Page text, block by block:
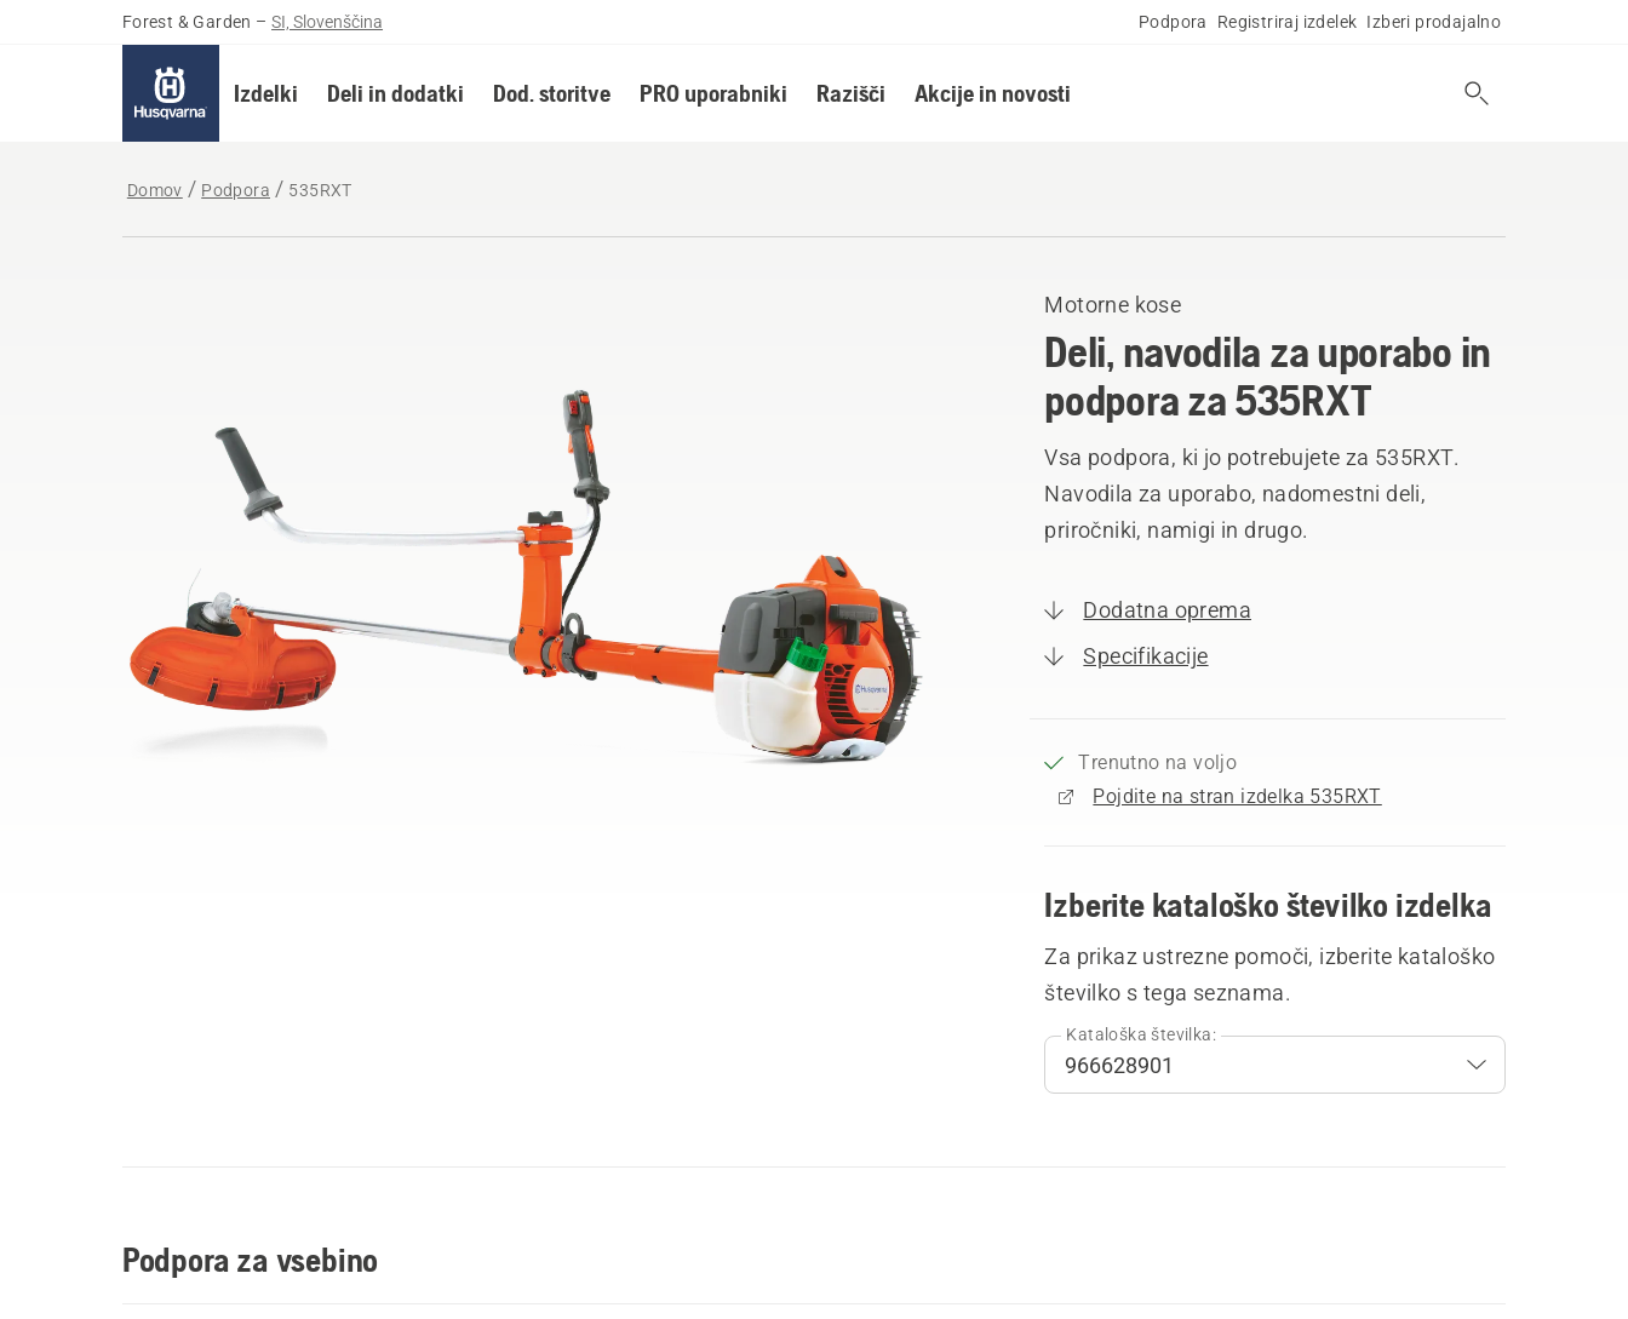
Forest & Garden – SI, Slovenščina Podpora Registriraj izdelek Izberi prodajalno
Izdelki Deli in dodatki Dod. storitve PRO uporabniki Razišči Akcije in novosti
Domov Podpora 535RXT
Motorne kose
Deli, navodila za uporabo in
podpora za 535RXT
Vsa podpora, ki jo potrebujete za 535RXT.
Navodila za uporabo, nadomestni deli,
priročniki, namigi in drugo.
Dodatna oprema
Specifikacije
Trenutno na voljo
Pojdite na stran izdelka 535RXT
Izberite kataloško številko izdelka
Za prikaz ustrezne pomoči, izberite kataloško
številko s tega seznama.
Kataloška številka:
Podpora za vsebino